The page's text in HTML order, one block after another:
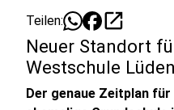
Teilen: open_in_new
Neuer Standort
Westschule
Der genaue Zeitplan für